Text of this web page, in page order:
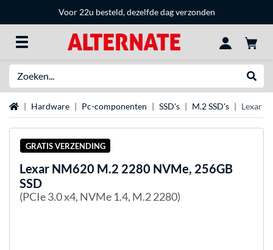
Voor 22u besteld, dezelfde dag verzonden
Home Hardware Pc-componenten SSD's M.2 SSD's Lexar
GRATIS VERZENDING
Lexar NM620 M.2 2280 NVMe, 256GB
SSD
(PCIe 3.0 x4, NVMe 1.4, M.2 2280)